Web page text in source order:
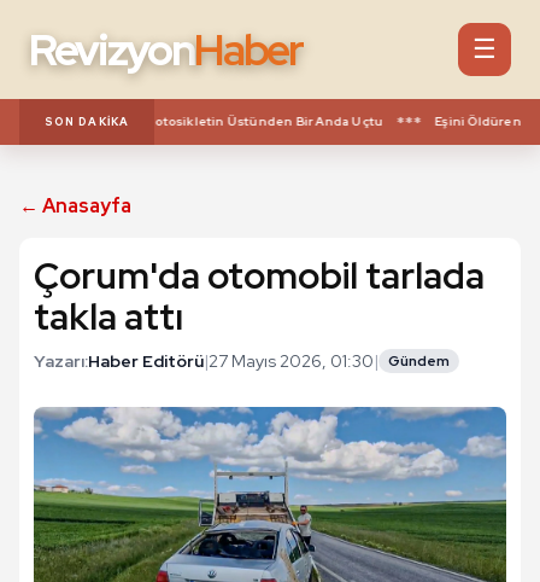
RevizyonHaber ☰
SON DAKIKA
Kaza Kamerada! Motosikletin Üstünden Bir Anda Uçtu *** Eşini Öldüren
← Anasayfa
Çorum'da otomobil tarlada
takla attı
Yazarı:Haber Editörü|27 Mayıs 2026, 01:30| Gündem